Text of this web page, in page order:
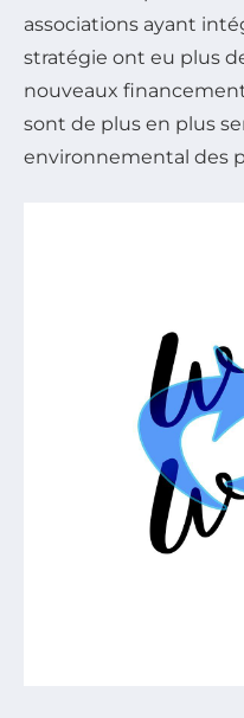
associations ayant
stratégie ont eu plus
nouveaux
sont de plus en plus
environnemental des